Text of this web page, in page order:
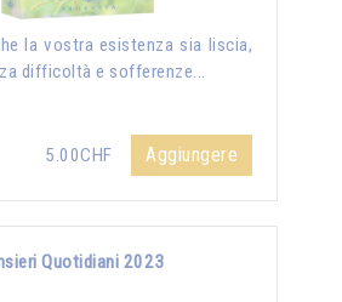
la vostra esistenza sia liscia,
difficoltà e sofferenze...
5.00CHF Aggiungere
Quotidiani 2023